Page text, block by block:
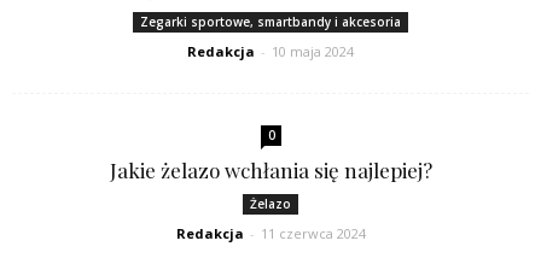
Zegarki sportowe, smartbandy i akcesoria
Redakcja - 10 maja 2024
0
Jakie żelazo wchłania się najlepiej?
Żelazo
Redakcja - 11 czerwca 2024